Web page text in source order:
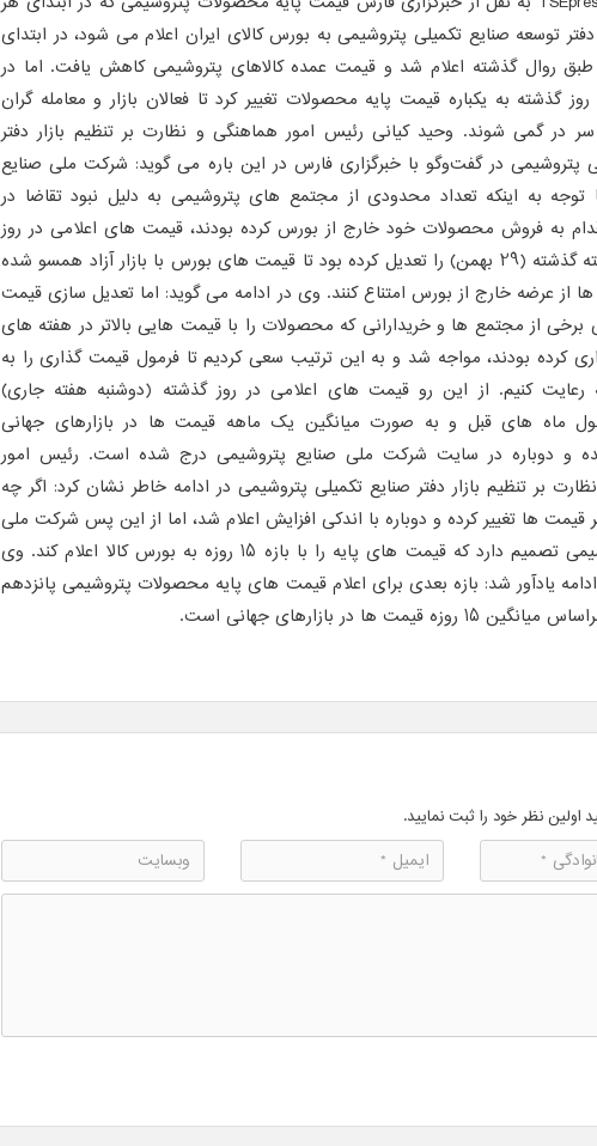
توسعه صنایع تکمیلی پتروشیمی به بورس کالای ایران اعلام می شود، در ابتدای
طبق روال گذشته اعلام شد و قیمت عمده کالاهای پتروشیمی کاهش یافت. اما در
گذشته به یکباره قیمت پایه محصولات تغییر کرد تا فعالان بازار و معامله گران
در گمی شوند. وحید کیانی رئیس امور هماهنگی و نظارت بر تنظیم بازار دفتر
پتروشیمی در گفت‌وگو با خبرگزاری فارس در این باره می گوید: شرکت ملی صنایع
توجه به اینکه تعداد محدودی از مجتمع های پتروشیمی به دلیل نبود تقاضا در
به فروش محصولات خود خارج از بورس کرده بودند، قیمت های اعلامی در روز
چهارشنبه هفته گذشته (29 بهمن) را تعدیل کرده بود تا قیمت های بورس با بازار آزاد همسو شده
از عرضه خارج از بورس امتناع کنند. وی در ادامه می گوید: اما تعدیل سازی قیمت
برخی از مجتمع ها و خریدارانی که محصولات را با قیمت هایی بالاتر در هفته های
کرده بودند، مواجه شد و به این ترتیب سعی کردیم تا فرمول قیمت گذاری را به
رعایت کنیم. از این رو قیمت های اعلامی در روز گذشته (دوشنبه هفته جاری)
ماه های قبل و به صورت میانگین یک ماهه قیمت ها در بازارهای جهانی
و دوباره در سایت شرکت ملی صنایع پتروشیمی درج شده است. رئیس امور
بر تنظیم بازار دفتر صنایع تکمیلی پتروشیمی در ادامه خاطر نشان کرد: اگر چه
ها تغییر کرده و دوباره با اندکی افزایش اعلام شد، اما از این پس شرکت ملی
صنایع پتروشیمی تصمیم دارد که قیمت های پایه را با بازه 15 روزه به بورس کالا اعلام کند. وی
یادآور شد: بازه بعدی برای اعلام قیمت های پایه محصولات پتروشیمی پانزدهم
قیمت ها در بازارهای جهانی است.
اولین نظر خود را ثبت نمایید.